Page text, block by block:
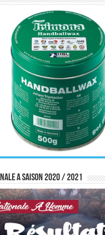
A saison 2020 / 2021